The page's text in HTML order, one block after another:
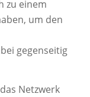
zu einem
um den
gegenseitig
Netzwerk